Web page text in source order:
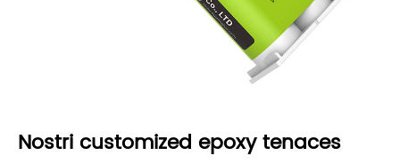
Nostri customized epoxy tenaces